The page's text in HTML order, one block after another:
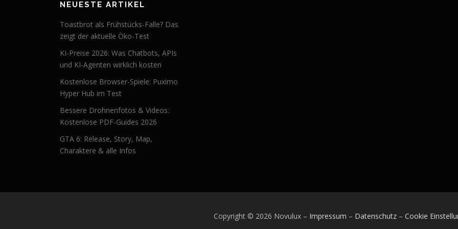
NEUESTE ARTIKEL
Toastbrot als Frühstücks-Falle? Das
zeigt der aktuelle Öko-Test
KI-Preise 2026: Was Chatbots, APIs
und KI-Agenten wirklich kosten
Kostenlose Browser-Spiele: Puximo
Hyper Hub im Test
Bessere Drohnenfotos & Videos:
Kostenlose PDF-Guides 2026
GTA 6: Release, Story, Map,
Charaktere & alle Infos
Copyright © 2026 Novulux – Impressum – Datenschutz – Cookie